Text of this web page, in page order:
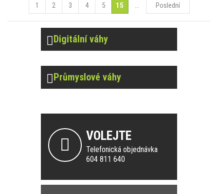
1 2 3 4 5 15 ... Poslední
Digitální váhy
Průmyslové váhy
VOLEJTE
Telefonická objednávka
604 811 640